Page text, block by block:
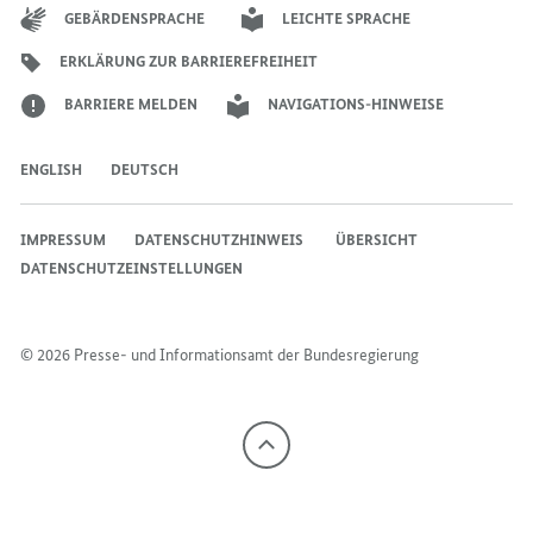
GEBÄRDENSPRACHE LEICHTE SPRACHE
ERKLÄRUNG ZUR BARRIEREFREIHEIT
BARRIERE MELDEN NAVIGATIONS-HINWEISE
ENGLISH DEUTSCH
© 2026 Presse- und Informationsamt der Bundesregierung
IMPRESSUM DATENSCHUTZHINWEIS ​​​​​​
ÜBERSICHT
DATENSCHUTZEINSTELLUNGEN
Nach
oben